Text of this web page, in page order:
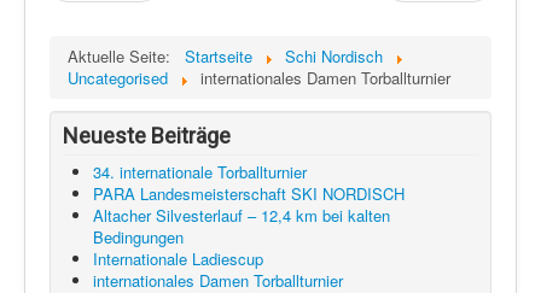
Aktuelle Seite: Startseite
Schi Nordisch
Uncategorised
internationales Damen Torballturnier
Neueste Beiträge
34. internationale Torballturnier
PARA Landesmeisterschaft SKI NORDISCH
Altacher Silvesterlauf – 12,4 km bei kalten
Bedingungen
Internationale Ladiescup
internationales Damen Torballturnier